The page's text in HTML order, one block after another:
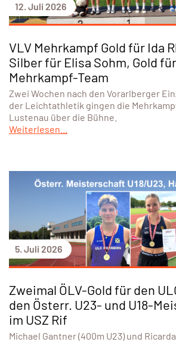
12. Juli 2026
VLV Mehrkampf Gold für Ida
Silber für Elisa Sohm, Gold
Mehrkampf-Team
Zwei Wochen nach den Vorarlberger
der Leichtathletik gingen die
Lustenau über die Bühne.
Weiterlesen...
5. Juli 2026
Zweimal ÖLV-Gold für den
den Österr. U23- und U18-
im USZ Rif
Michael Gantner (400m U23) und